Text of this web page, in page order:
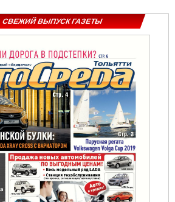
СВЕЖИЙ ВЫПУСК ГАЗЕТЫ